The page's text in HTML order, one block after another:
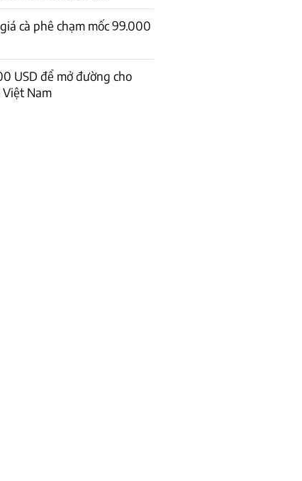
cà phê chạm mốc 99.000
USD để mở đường cho
Nam